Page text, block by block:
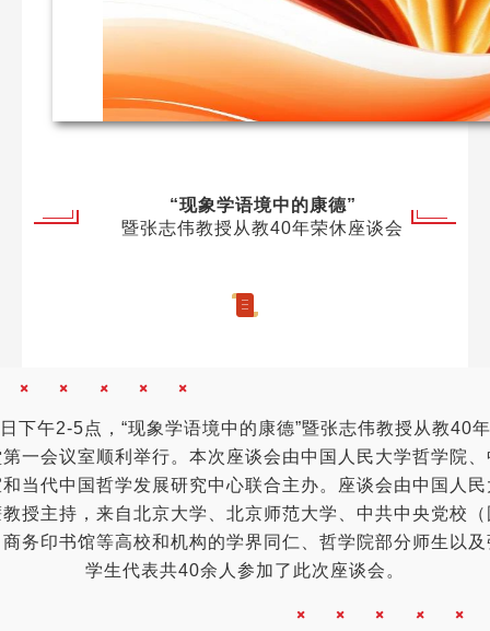
“现象学语境中的康德”
暨张志伟教授从教40年荣休座谈会
下午2-5点，“现象学语境中的康德”暨张志伟教授从教40
一会议室顺利举行。本次座谈会由中国人民大学哲学院
当代中国哲学发展研究中心联合主办。座谈会由中国人
授主持，来自北京大学、北京师范大学、中共中央党校
务印书馆等高校和机构的学界同仁、哲学院部分师生以
学生代表共40余人参加了此次座谈会。